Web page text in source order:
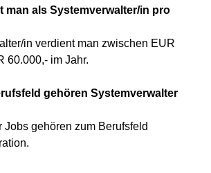
man als Systemverwalter/in pro
in verdient man zwischen EUR
60.000,- im Jahr.
gehören Systemverwalter
Jobs gehören zum Berufsfeld